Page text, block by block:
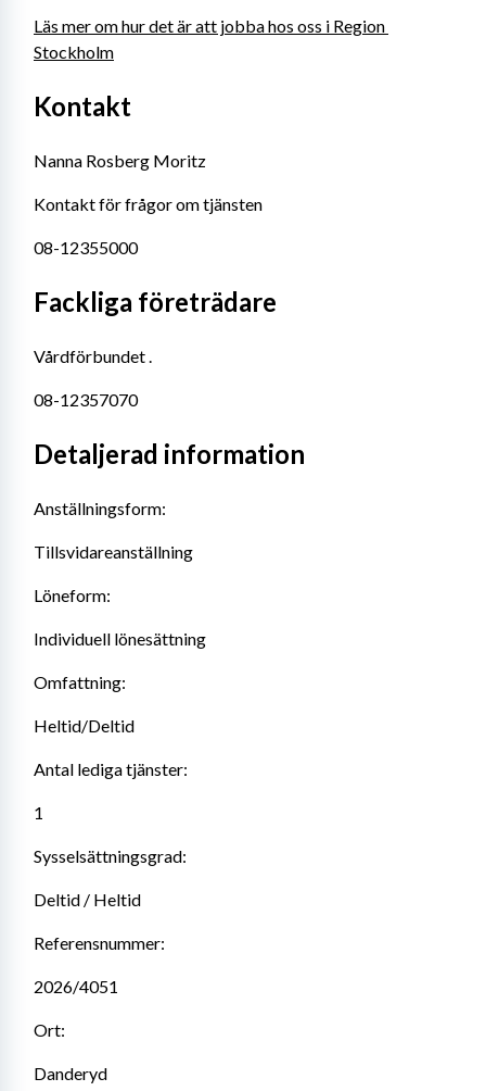
Läs mer om hur det är att jobba hos oss i Region
Stockholm
Kontakt
Nanna Rosberg Moritz
Kontakt för frågor om tjänsten
08-12355000
Fackliga företrädare
Vårdförbundet .
08-12357070
Detaljerad information
Anställningsform:
Tillsvidareanställning
Löneform:
Individuell lönesättning
Omfattning:
Heltid/Deltid
Antal lediga tjänster:
1
Sysselsättningsgrad:
Deltid / Heltid
Referensnummer:
2026/4051
Ort:
Danderyd